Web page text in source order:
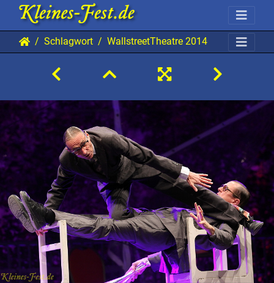
Schlagwort WallstreetTheatre 20140831 Mab